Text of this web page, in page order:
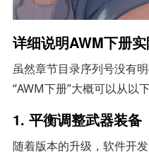
详细说明AWM下册
虽然章节目录序列号没有
“AWM下册”大概可以从以
1. 平衡调整武器装备
随着版本的升级，软件开